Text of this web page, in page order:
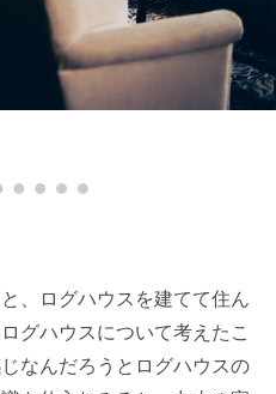
、ログハウスを建てて住ん
グハウスについて考えたこ
なんだろうとログハウスの